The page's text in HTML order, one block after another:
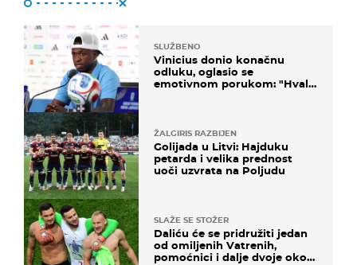
SLUŽBENO
Vinicius donio konačnu
odluku, oglasio se
emotivnom porukom: "Hvala
ŽALGIRIS RAZBIJEN
Golijada u Litvi: Hajduku
petarda i velika prednost
uoči uzvrata na Poljudu
SLAŽE SE STOŽER
Daliću će se pridružiti jedan
od omiljenih Vatrenih,
pomoćnici i dalje dvoje oko